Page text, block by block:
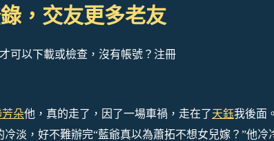
，交友更多老友
可以下載或檢查，沒有帳號？注冊
朵他，真的走了，因了一場車禍，走在了天鈺我後面
冷淡，好不難辦完“藍爺真以為蕭拓不想女兒嫁？”他